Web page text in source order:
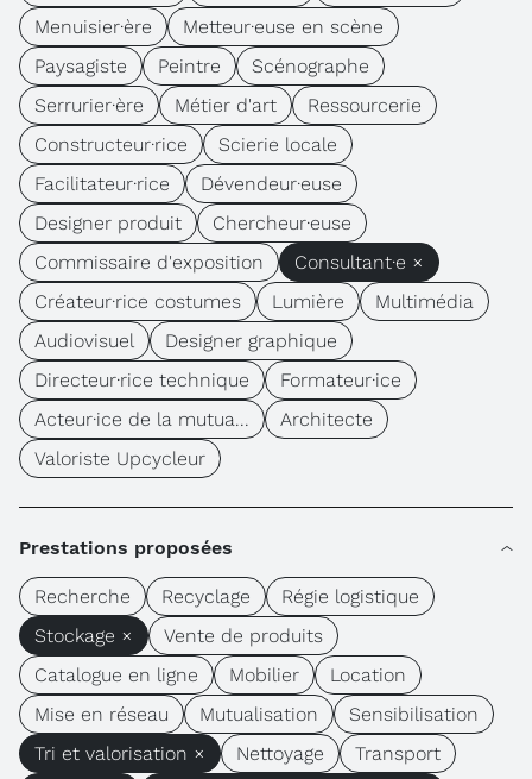
Menuisier·ère
Metteur·euse en scène
Paysagiste
Peintre
Scénographe
Serrurier·ère
Métier d'art
Ressourcerie
Constructeur·rice
Scierie locale
Facilitateur·rice
Dévendeur·euse
Designer produit
Chercheur·euse
Commissaire d'exposition
Consultant·e ×
Créateur·rice costumes
Lumière
Multimédia
Audiovisuel
Designer graphique
Directeur·rice technique
Formateur·ice
Acteur·ice de la mutua...
Architecte
Valoriste Upcycleur
Prestations proposées
Recherche Recyclage
Régie logistique
Stockage ×
Vente de produits
Catalogue en ligne
Mobilier
Location
Mise en réseau
Mutualisation
Sensibilisation
Tri et valorisation ×
Nettoyage Transport